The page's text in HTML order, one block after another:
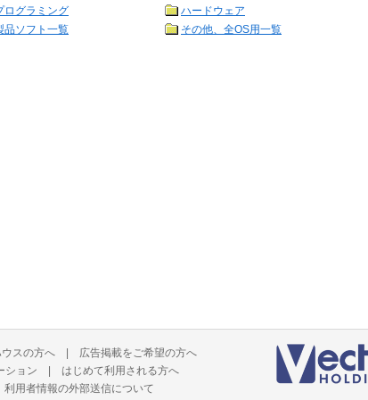
ログラミング
ハードウェア
品ソフト一覧 その他、全OS用一覧
スの方へ | 広告掲載をご希望の方へ
ション | はじめて利用される方へ
利用者情報の外部送信について